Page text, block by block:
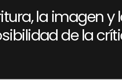
la imagen y
de la